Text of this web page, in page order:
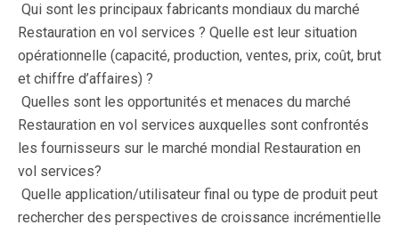
 Qui sont les principaux fabricants mondiaux du marché
Restauration en vol services ? Quelle est leur situation
opérationnelle (capacité, production, ventes, prix, coût, brut
et chiffre d’affaires) ?
 Quelles sont les opportunités et menaces du marché
Restauration en vol services auxquelles sont confrontés
les fournisseurs sur le marché mondial Restauration en
vol services?
 Quelle application/utilisateur final ou type de produit peut
rechercher des perspectives de croissance incrémentielle